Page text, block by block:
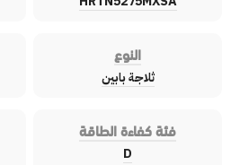
النوع
ثلاجة بابين
فئة كفاءة الطاقة
D